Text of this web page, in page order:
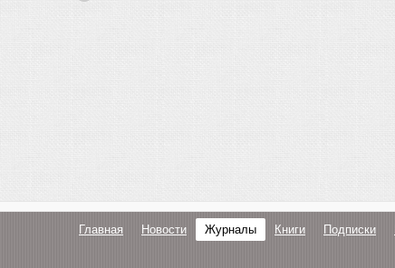
Главная Новости Журналы Книги Подписки